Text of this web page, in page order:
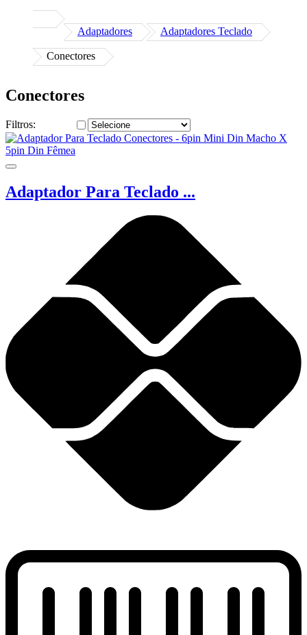
Adaptadores Adaptadores Teclado
Conectores
Conectores
Filtros:
Adaptador Para Teclado ...